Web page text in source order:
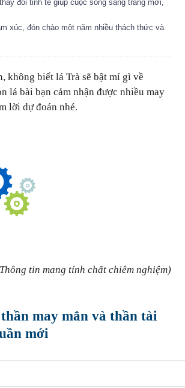
đổi tinh tế giúp cuộc sống sang trang mới,
xúc, đón chào một năm nhiều thách thức và
không biết lá Trà sẽ bật mí gì về
lá bài bạn cảm nhận được nhiều may
lời dự đoán nhé.
tin mang tính chất chiêm nghiệm)
may mắn và thần tài
mới